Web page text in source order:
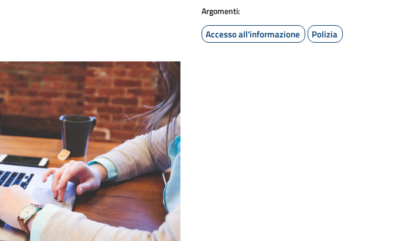
Argomenti:
Accesso all'informazione Polizia